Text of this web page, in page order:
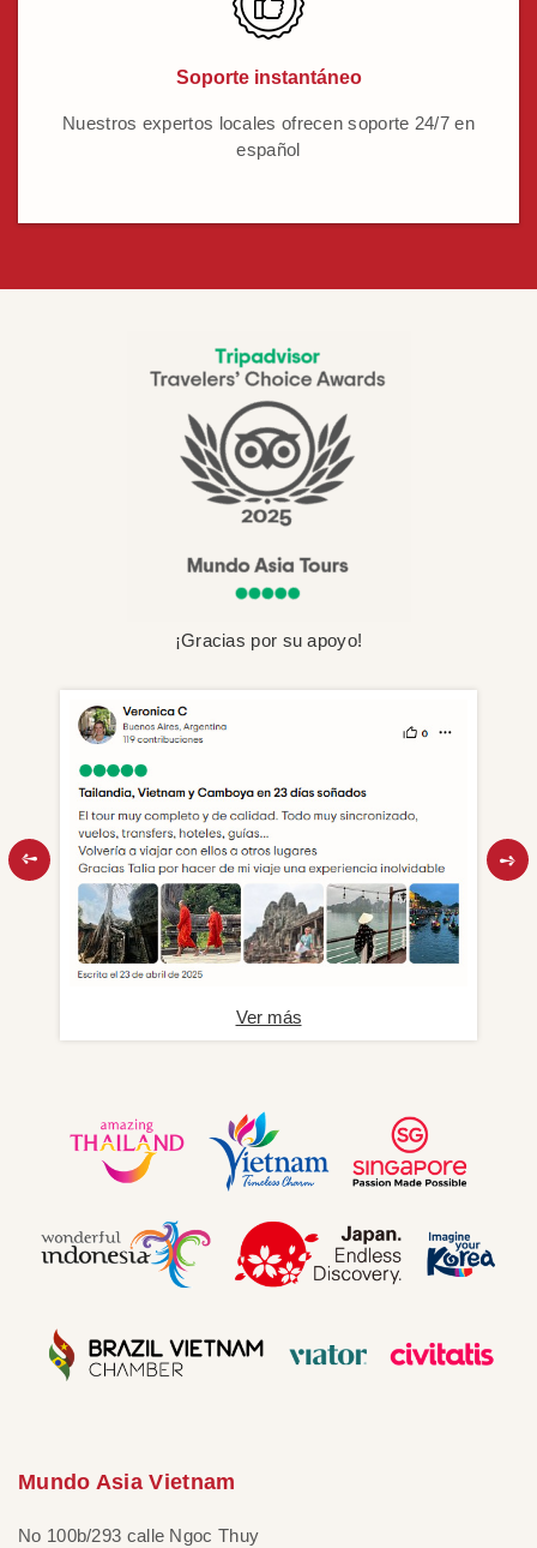
Soporte instantáneo
Nuestros expertos locales ofrecen soporte 24/7 en
español
¡Gracias por su apoyo!
Ver más
Mundo Asia Vietnam
No 100b/293 calle Ngoc Thuy